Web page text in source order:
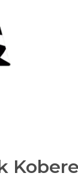
- Dog - 75 x 45
X 100 cm